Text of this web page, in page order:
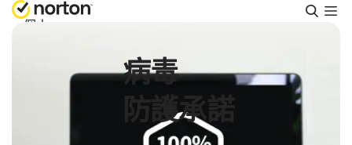
搜
尋
個人
Small Business
病毒
防護承諾